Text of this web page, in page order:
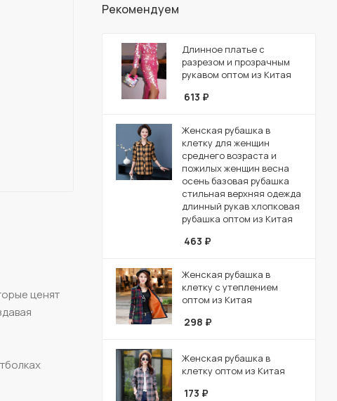
ценят
Рекомендуем
Длинное платье с
разрезом и прозрачным
рукавом оптом из Китая
613 ₽
Женская рубашка в
клетку для женщин
среднего возраста и
пожилых женщин весна
осень базовая рубашка
стильная верхняя одежда
длинный рукав хлопковая
рубашка оптом из Китая
463 ₽
Женская рубашка в
клетку с утеплением
оптом из Китая
298 ₽
Женская рубашка в
клетку оптом из Китая
173 ₽